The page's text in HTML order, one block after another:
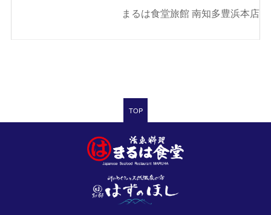
まるは食堂旅館 南知多豊浜本店
TOP